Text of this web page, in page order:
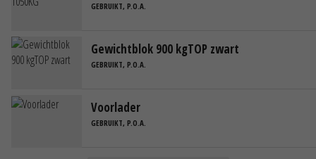
GEBRUIKT, P.O.A.
Gewichtblok 900 kgTOP zwart
GEBRUIKT, P.O.A.
Voorlader
GEBRUIKT, P.O.A.